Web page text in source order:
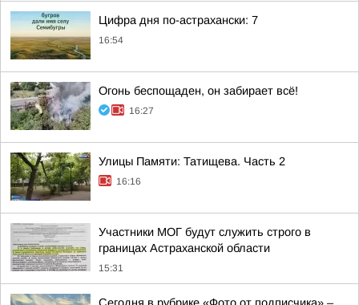
Цифра дня по-астрахански: 7
16:54
Огонь беспощаден, он забирает всё!
16:27
Улицы Памяти: Татищева. Часть 2
16:16
Участники МОГ будут служить строго в
границах Астраханской области
15:31